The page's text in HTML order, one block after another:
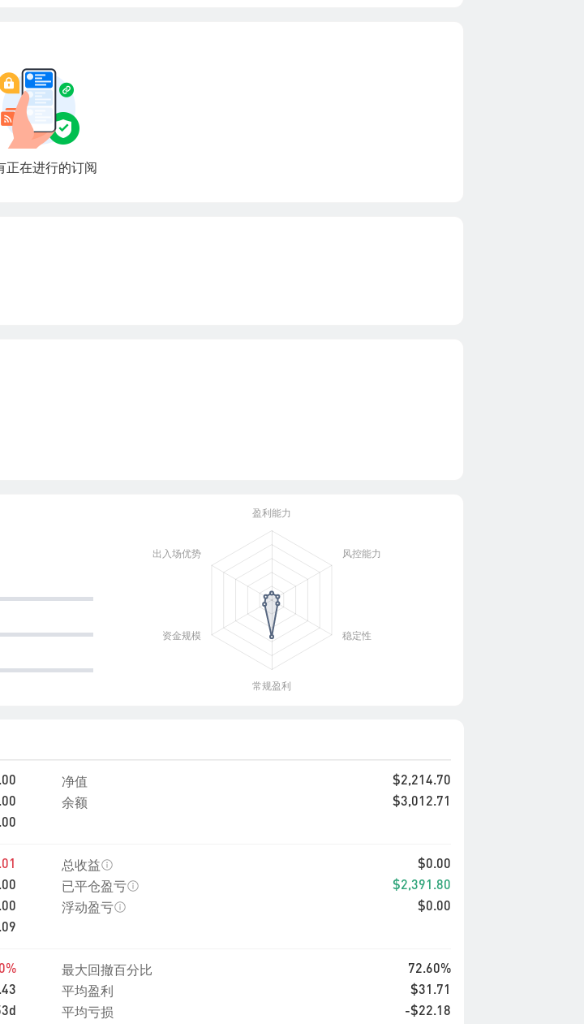
正在进行的订阅
净值 $2,214.70
余额 $3,012.71
总收益 $0.00
已平仓盈亏 $2,391.80
浮动盈亏 $0.00
最大回撤百分比 72.60%
平均盈利 $31.71
平均亏损 -$22.18